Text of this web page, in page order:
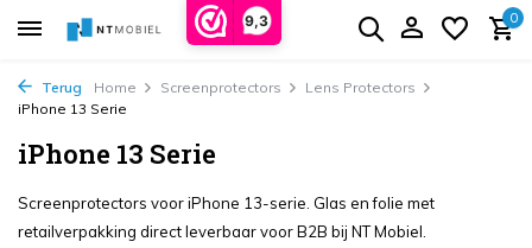
9,3 0
Terug Home Screenprotectors
Lens Protectors
iPhone 13 Serie
iPhone 13 Serie
Screenprotectors voor iPhone 13-serie. Glas en folie met
retailverpakking direct leverbaar voor B2B bij NT Mobiel.